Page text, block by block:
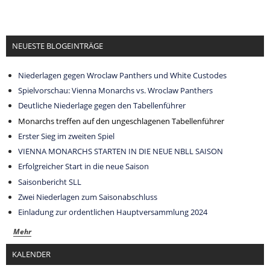
NEUESTE BLOGEINTRÄGE
Niederlagen gegen Wroclaw Panthers und White Custodes
Spielvorschau: Vienna Monarchs vs. Wroclaw Panthers
Deutliche Niederlage gegen den Tabellenführer
Monarchs treffen auf den ungeschlagenen Tabellenführer
Erster Sieg im zweiten Spiel
VIENNA MONARCHS STARTEN IN DIE NEUE NBLL SAISON
Erfolgreicher Start in die neue Saison
Saisonbericht SLL
Zwei Niederlagen zum Saisonabschluss
Einladung zur ordentlichen Hauptversammlung 2024
Mehr
KALENDER